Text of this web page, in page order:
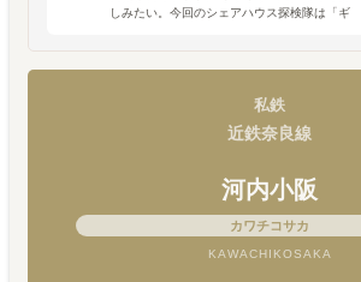
しみたい。今回のシェアハウス探検隊は「ギ
の、なんと築40年の文化住宅を再生したシェ
アハウスのコ
私鉄
近鉄奈良線
河内小阪
カワチコサカ
KAWACHIKOSAKA